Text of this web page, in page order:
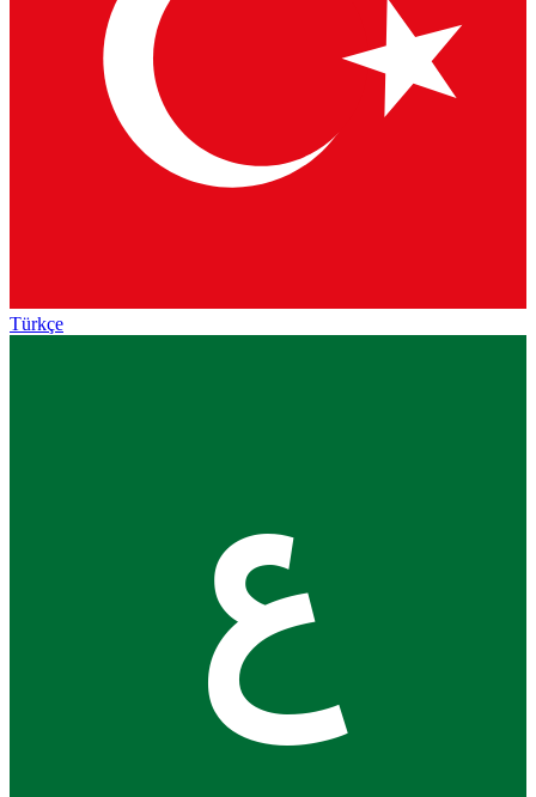
Türkçe
ع